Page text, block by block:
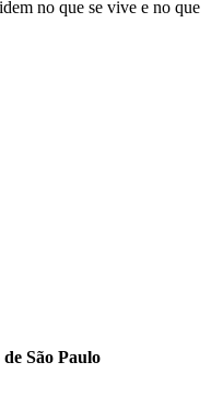
no que se vive e no que
São Paulo